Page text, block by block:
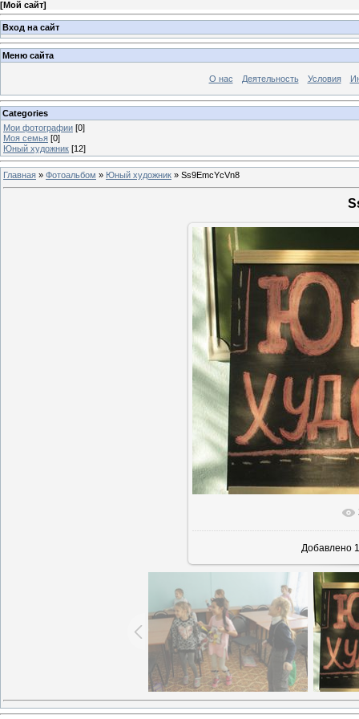
[Мой сайт]
Вход на сайт
Меню сайта
О нас Деятельность Условия
Categories
Мои фотографии [0]
Моя семья [0]
Юный художник [12]
Главная » Фотоальбом » Юный художник » Ss9EmcYcVn8
В
Добавлено